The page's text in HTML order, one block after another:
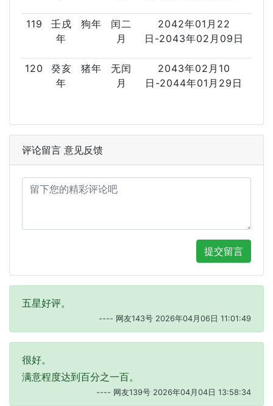
119
壬戌
年
狗年
闰二
月
2042年01月22
日-2043年02月09日
120
癸亥
年
猪年
无闰
月
2043年02月10
日-2044年01月29日
评论留言 意见反馈
提交留言
五星好评。
---- 网友143号 2026年04月06日 11:01:49
很好。
满意程度达到百分之一百。
---- 网友139号 2026年04月04日 13:58:34